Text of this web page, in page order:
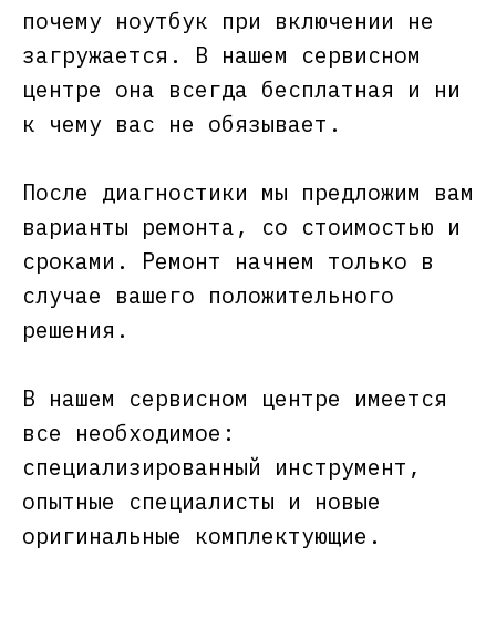
почему ноутбук при включении не
загружается. В нашем сервисном
центре она всегда бесплатная и ни
к чему вас не обязывает.
После диагностики мы предложим вам
варианты ремонта, со стоимостью и
сроками. Ремонт начнем только в
случае вашего положительного
решения.
В нашем сервисном центре имеется
все необходимое:
специализированный инструмент,
опытные специалисты и новые
оригинальные комплектующие.